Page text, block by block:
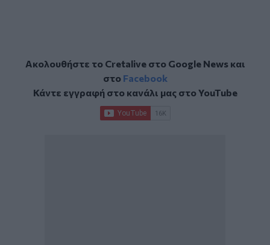
Ακολουθήστε το Cretalive στο Google Newsκαι
στο Facebook
Κάντε εγγραφή στο κανάλι μας στοYouTube